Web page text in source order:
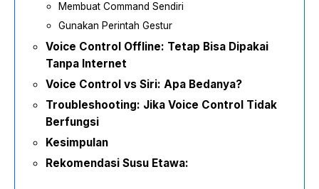
Membuat Command Sendiri
Gunakan Perintah Gestur
Voice Control Offline: Tetap Bisa Dipakai
Tanpa Internet
Voice Control vs Siri: Apa Bedanya?
Troubleshooting: Jika Voice Control Tidak
Berfungsi
Kesimpulan
Rekomendasi Susu Etawa: